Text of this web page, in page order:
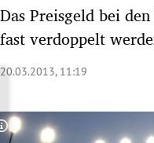
Untermenü
Das Preisgeld bei
fast verdoppelt
20.03.2013, 11:19
Copyright-Hinweis öffnen/